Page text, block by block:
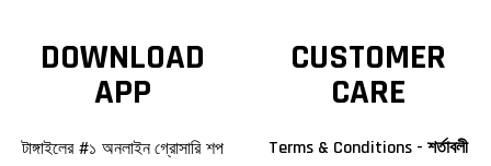
DOWNLOAD
APP
টাঙ্গাইলের #১ অনলাইন গ্রোসারি শপ
CUSTOMER
CARE
Terms & Conditions - শর্তাবলী